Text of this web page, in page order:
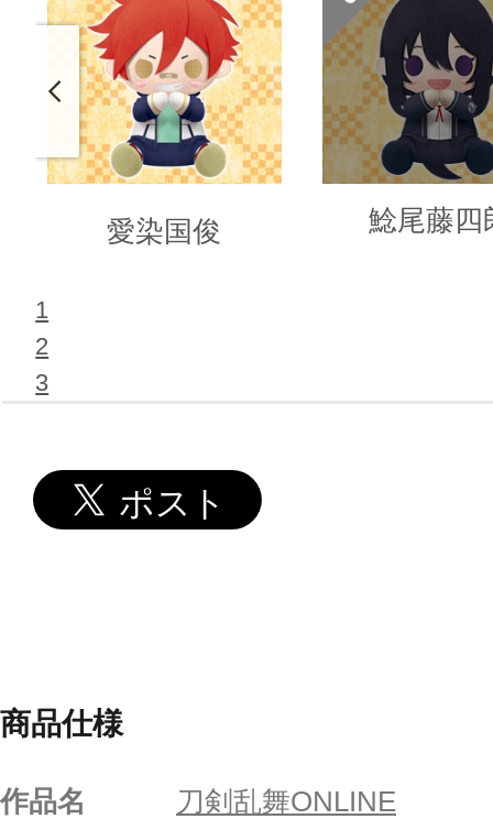
愛染国俊 鯰尾藤四
1
2
3
商品仕様
作品名 刀剣乱舞ONLINE